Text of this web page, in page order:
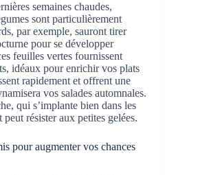
semaines chaudes,
sont particulièrement
par exemple, sauront tirer
pour se développer
feuilles vertes fournissent
idéaux pour enrichir vos plats
rapidement et offrent une
vos salades automnales.
qui s’implante bien dans les
résister aux petites gelées.
pour augmenter vos chances